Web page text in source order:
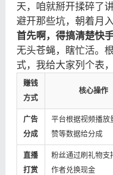
天，咱就掰开揉碎了
避开那些坑，朝着月
首先啊，得搞清楚快
无头苍蝇，瞎忙活。
式，我给大家列个表
赚钱
方式
核心操作
广告
分成
平台根据视频播放
赞等数据给分成
直播
打赏
粉丝通过刷礼物支
作者兑换现金